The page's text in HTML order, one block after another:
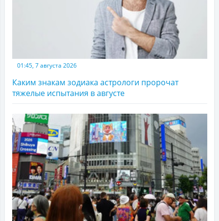
01:45, 7 августа 2026
Каким знакам зодиака астрологи пророчат
тяжелые испытания в августе